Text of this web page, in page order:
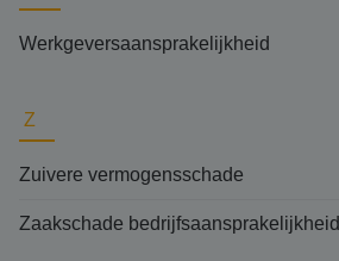
Werkgeversaansprakelijkheid
Z
Zuivere vermogensschade
Zaakschade bedrijfsaansprakelijkheid